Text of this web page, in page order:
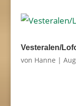
Vesteralen/
von Hanne |